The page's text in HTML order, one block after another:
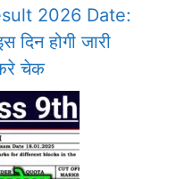
2026 Date:
दिन होगी जारी
चेक